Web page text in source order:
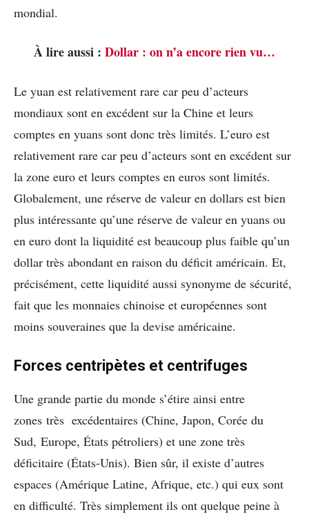
mondial.
À lire aussi : Dollar : on n’a encore rien vu…
Le yuan est relativement rare car peu d’acteurs
mondiaux sont en excédent sur la Chine et leurs
comptes en yuans sont donc très limités. L’euro est
relativement rare car peu d’acteurs sont en excédent sur
la zone euro et leurs comptes en euros sont limités.
Globalement, une réserve de valeur en dollars est bien
plus intéressante qu’une réserve de valeur en yuans ou
en euro dont la liquidité est beaucoup plus faible qu’un
dollar très abondant en raison du déficit américain. Et,
précisément, cette liquidité aussi synonyme de sécurité,
fait que les monnaies chinoise et européennes sont
moins souveraines que la devise américaine.
Forces centripètes et centrifuges
Une grande partie du monde s’étire ainsi entre
zones très excédentaires (Chine, Japon, Corée du
Sud, Europe, États pétroliers) et une zone très
déficitaire (États-Unis). Bien sûr, il existe d’autres
espaces (Amérique Latine, Afrique, etc.) qui eux sont
en difficulté. Très simplement ils ont quelque peine à